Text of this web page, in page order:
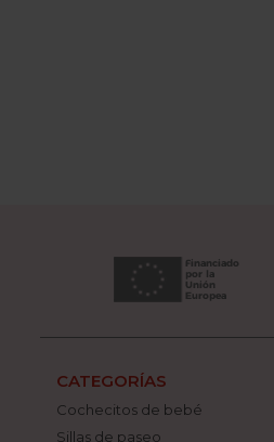
CATEGORÍAS
Cochecitos de bebé
Sillas de paseo